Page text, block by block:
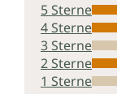
5 Sterne
4 Sterne
3 Sterne
2 Sterne
1 Sterne